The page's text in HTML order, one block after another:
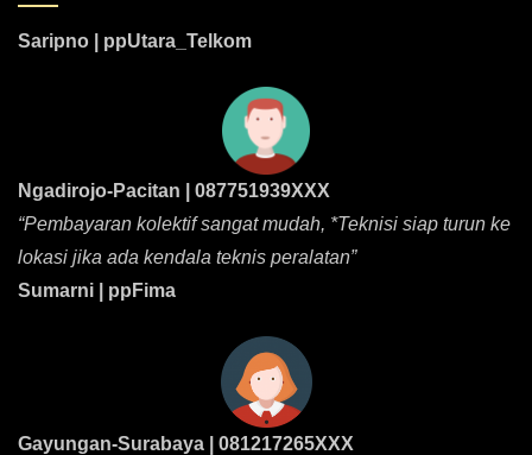
Saripno | ppUtara_Telkom
Ngadirojo-Pacitan | 087751939XXX
“Pembayaran kolektif sangat mudah, *Teknisi siap turun ke
lokasi jika ada kendala teknis peralatan”
Sumarni | ppFima
Gayungan-Surabaya | 081217265XXX